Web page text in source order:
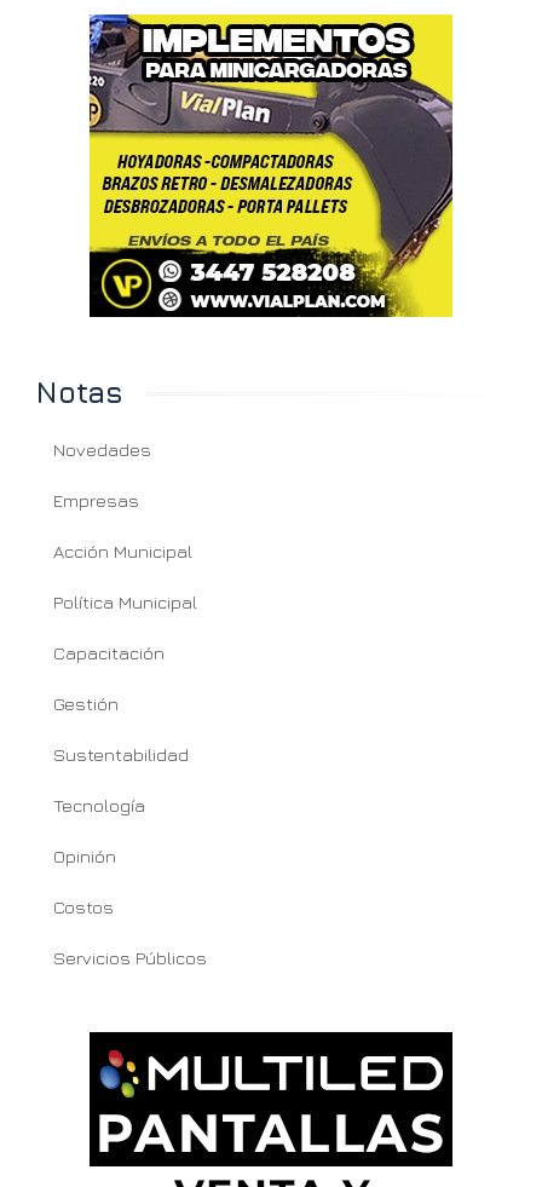
Notas
Novedades
Empresas
Acción Municipal
Política Municipal
Capacitación
Gestión
Sustentabilidad
Tecnología
Opinión
Costos
Servicios Públicos